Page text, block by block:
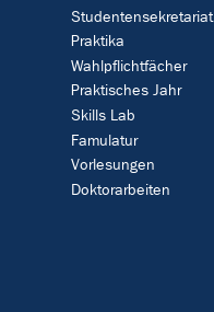
Studentensekretariat
Praktika
Wahlpflichtfächer
Praktisches Jahr
Skills Lab
Famulatur
Vorlesungen
Doktorarbeiten